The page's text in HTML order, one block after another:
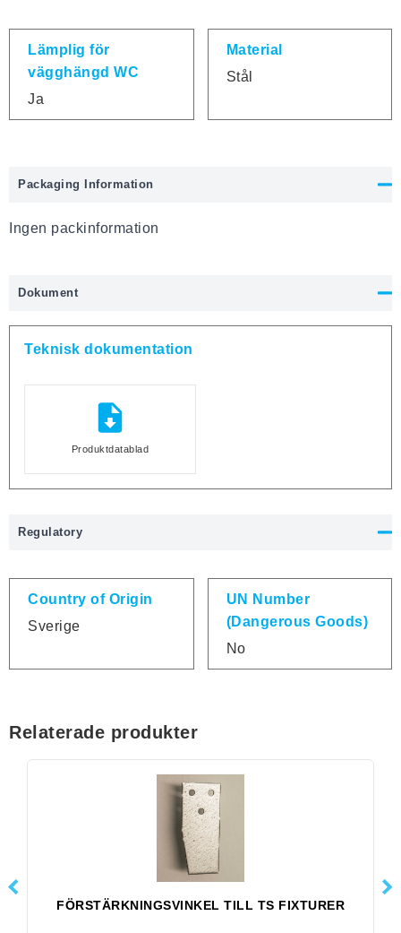
Lämplig för
vägghängd WC
Ja
Material
Stål
Packaging Information
Ingen packinformation
Dokument
Teknisk dokumentation
Produktdatablad
Regulatory
Country of Origin
Sverige
UN Number
(Dangerous Goods)
No
Relaterade produkter
FÖRSTÄRKNINGSVINKEL TILL TS FIXTURER